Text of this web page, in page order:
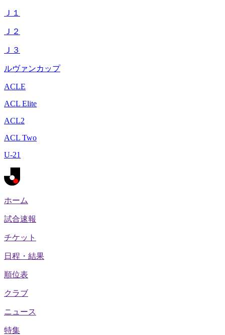
Ｊ１
Ｊ２
Ｊ３
ルヴァンカップ
ACLE
ACL Elite
ACL2
ACL Two
U-21
ホーム
試合速報
チケット
日程・結果
順位表
クラブ
ニュース
特集